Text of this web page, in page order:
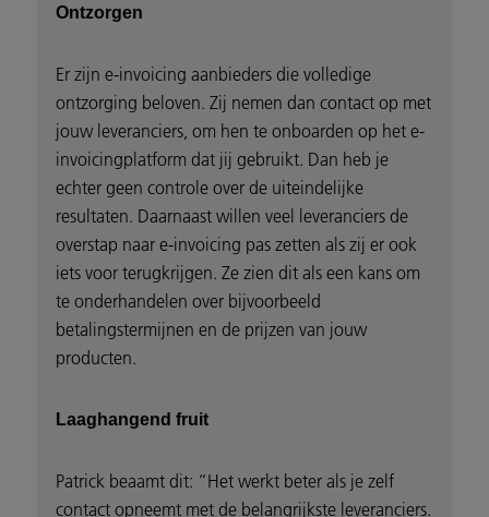
Ontzorgen
Er zijn e-invoicing aanbieders die volledige
ontzorging beloven. Zij nemen dan contact op met
jouw leveranciers, om hen te onboarden op het e-
invoicingplatform dat jij gebruikt. Dan heb je
echter geen controle over de uiteindelijke
resultaten. Daarnaast willen veel leveranciers de
overstap naar e-invoicing pas zetten als zij er ook
iets voor terugkrijgen. Ze zien dit als een kans om
te onderhandelen over bijvoorbeeld
betalingstermijnen en de prijzen van jouw
producten.
Laaghangend fruit
Patrick beaamt dit: “Het werkt beter als je zelf
contact opneemt met de belangrijkste leveranciers.